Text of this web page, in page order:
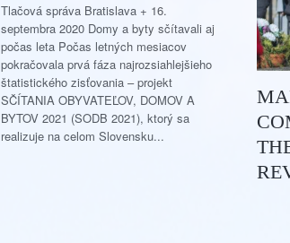
Tlačová správa Bratislava + 16.
septembra 2020 Domy a byty sčítavali aj
počas leta Počas letných mesiacov
pokračovala prvá fáza najrozsiahlejšieho
štatistického zisťovania – projekt
SČÍTANIA OBYVATEĽOV, DOMOV A
BYTOV 2021 (SODB 2021), ktorý sa
realizuje na celom Slovensku...